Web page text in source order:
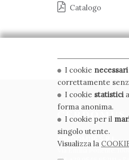
Catalogo
CERDOMUS S.R.L.
I cookie necessari
correttamente
I cookie statistici
forma anonima.
I cookie per il
singolo utente.
Visualizza la